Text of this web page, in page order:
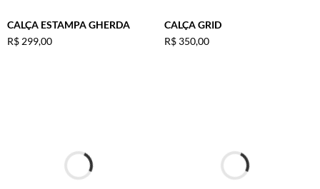
CALÇA ESTAMPA GHERDA
R$ 299,00
CALÇA GRID
R$ 350,00